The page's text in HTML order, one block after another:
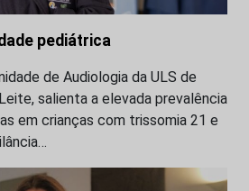
pediátrica
de Audiologia da ULS de
salienta a elevada prevalência
em crianças com trissomia 21 e